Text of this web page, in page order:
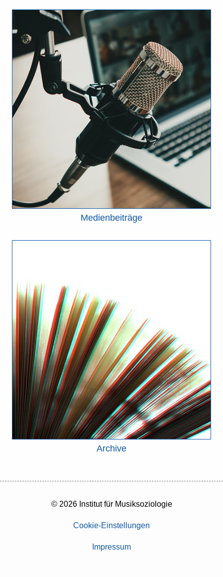
Medienbeiträge
Archive
© 2026 Institut für Musiksoziologie
Cookie-Einstellungen
Impressum